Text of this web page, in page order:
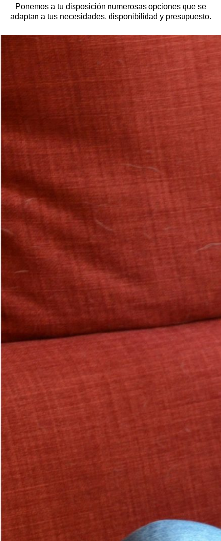
Ponemos a tu disposición numerosas opciones que se
adaptan a tus necesidades, disponibilidad y presupuesto.